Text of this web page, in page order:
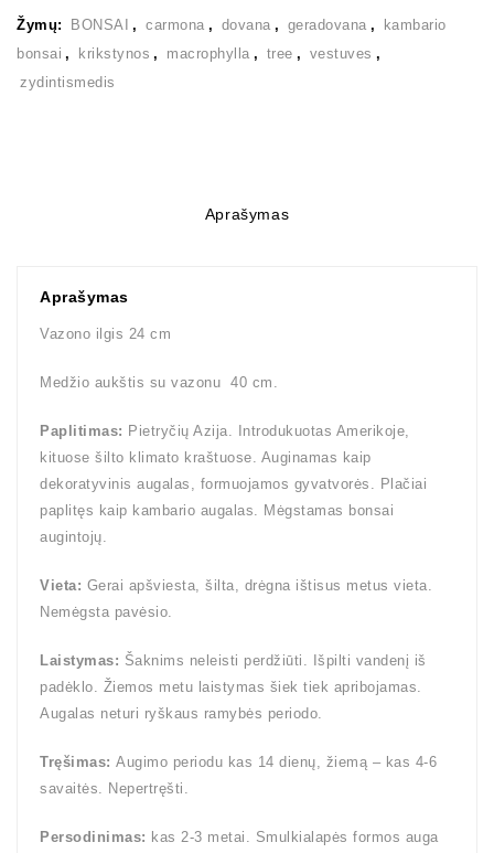
Žymų: BONSAI , carmona , dovana , geradovana ,
kambario
bonsai , krikstynos , macrophylla , tree , vestuves ,
zydintismedis
Aprašymas
Aprašymas
Vazono ilgis 24 cm
Medžio aukštis su vazonu 40 cm.
Paplitimas: Pietryčių Azija. Introdukuotas Amerikoje,
kituose šilto klimato kraštuose. Auginamas kaip
dekoratyvinis augalas, formuojamos gyvatvorės. Plačiai
paplitęs kaip kambario augalas. Mėgstamas bonsai
augintojų.
Vieta: Gerai apšviesta, šilta, drėgna ištisus metus vieta.
Nemėgsta pavėsio.
Laistymas: Šaknims neleisti perdžiūti. Išpilti vandenį iš
padėklo. Žiemos metu laistymas šiek tiek apribojamas.
Augalas neturi ryškaus ramybės periodo.
Tręšimas: Augimo periodu kas 14 dienų, žiemą – kas 4-6
savaitės. Nepertręšti.
Persodinimas: kas 2-3 metai. Smulkialapės formos auga